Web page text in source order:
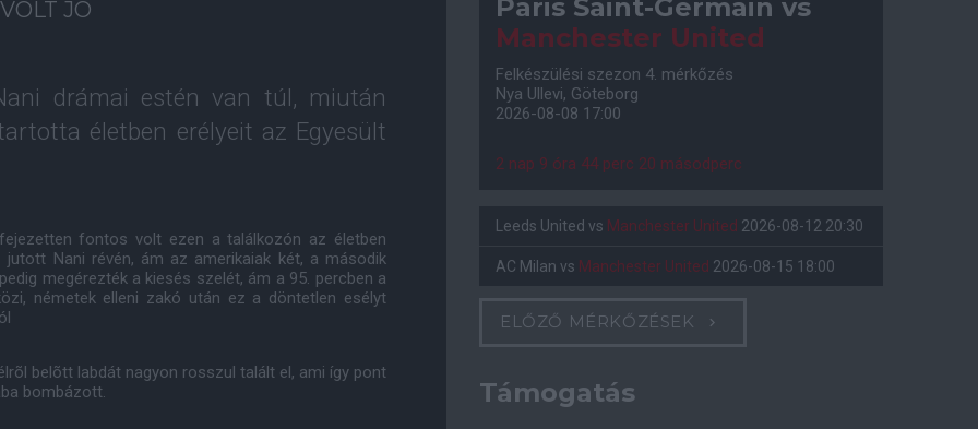
JÓ
drámai estén van túl, miután
életben erélyeit az Egyesült
fontos volt ezen a találkozón az életben
Nani révén, ám az amerikaiak két, a második
megérezték a kiesés szelét, ám a 95. percben a
németek elleni zakó után ez a döntetlen esélyt
belõtt labdát nagyon rosszul talált el, ami így pont
bombázott.
Paris Saint-Germain vs
Manchester United
Felkészülési szezon 4. mérkőzés
Nya Ullevi, Göteborg
2026-08-08 17:00
2 nap 9 óra 44 perc 19 másodperc
Leeds United vs Manchester United 2026-08-12 20:30
AC Milan vs Manchester United 2026-08-15 18:00
ELŐZŐ MÉRKŐZÉSEK
Támogatás